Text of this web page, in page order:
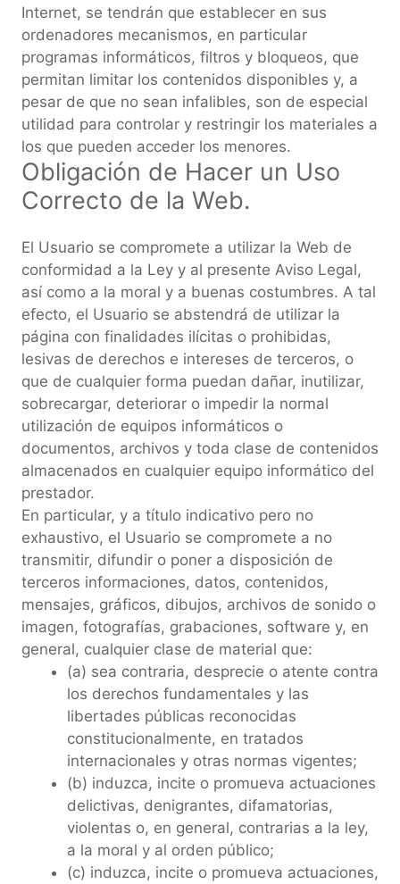
Internet, se tendrán que establecer en sus
ordenadores mecanismos, en particular
programas informáticos, filtros y bloqueos, que
permitan limitar los contenidos disponibles y, a
pesar de que no sean infalibles, son de especial
utilidad para controlar y restringir los materiales a
los que pueden acceder los menores.
Obligación de Hacer un Uso
Correcto de la Web.
El Usuario se compromete a utilizar la Web de
conformidad a la Ley y al presente Aviso Legal,
así como a la moral y a buenas costumbres. A tal
efecto, el Usuario se abstendrá de utilizar la
página con finalidades ilícitas o prohibidas,
lesivas de derechos e intereses de terceros, o
que de cualquier forma puedan dañar, inutilizar,
sobrecargar, deteriorar o impedir la normal
utilización de equipos informáticos o
documentos, archivos y toda clase de contenidos
almacenados en cualquier equipo informático del
prestador.
En particular, y a título indicativo pero no
exhaustivo, el Usuario se compromete a no
transmitir, difundir o poner a disposición de
terceros informaciones, datos, contenidos,
mensajes, gráficos, dibujos, archivos de sonido o
imagen, fotografías, grabaciones, software y, en
general, cualquier clase de material que:
(a) sea contraria, desprecie o atente contra
los derechos fundamentales y las
libertades públicas reconocidas
constitucionalmente, en tratados
internacionales y otras normas vigentes;
(b) induzca, incite o promueva actuaciones
delictivas, denigrantes, difamatorias,
violentas o, en general, contrarias a la ley,
a la moral y al orden público;
(c) induzca, incite o promueva actuaciones,